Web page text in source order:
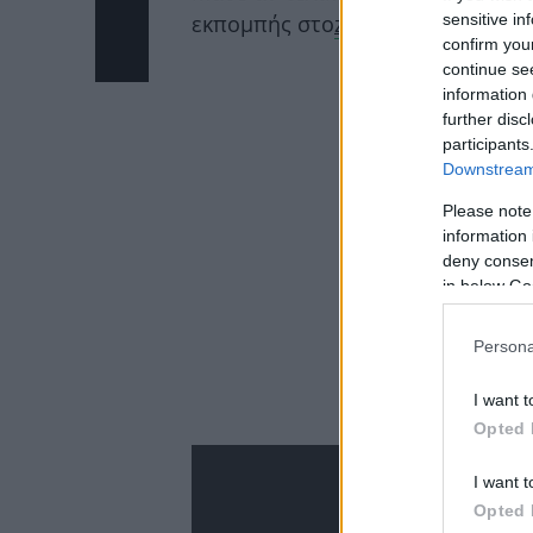
sensitive
confirm
continue
information
further
Please
information
deny
in below
I want
Opted
I want
Opted
εκπομπής στοzappit και δες το